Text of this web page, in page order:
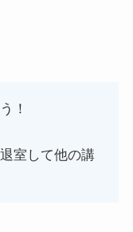
！
室して他の講